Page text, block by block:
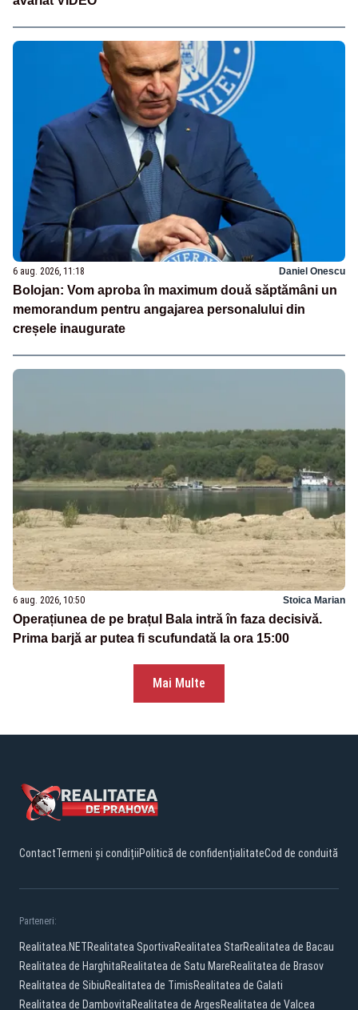
6 aug. 2026, 11:18 Daniel Onescu
Bolojan: Vom aproba în maximum două săptămâni un
memorandum pentru angajarea personalului din
creșele inaugurate
6 aug. 2026, 10:50 Stoica Marian
Operațiunea de pe brațul Bala intră în faza decisivă.
Prima barjă ar putea fi scufundată la ora 15:00
Mai Multe
ContactTermeni și condițiiPolitică de confidențialitateCod de conduită
Parteneri:
Realitatea.NETRealitatea SportivaRealitatea StarRealitatea de Bacau
Realitatea de HarghitaRealitatea de Satu MareRealitatea de Brasov
Realitatea de SibiuRealitatea de TimisRealitatea de Galati
Realitatea de DambovitaRealitatea de ArgesRealitatea de Valcea